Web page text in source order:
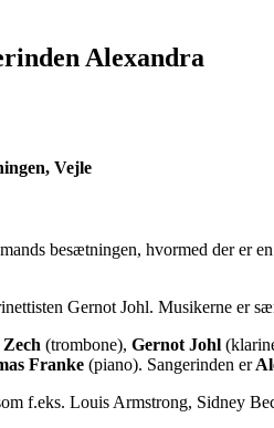
Alexandra
Vejle
besætningen, hvormed der er
Gernot Johl. Musikerne er
(trombone), Gernot Johl
Franke (piano). Sangerinden er
f.eks. Louis Armstrong, Sidney